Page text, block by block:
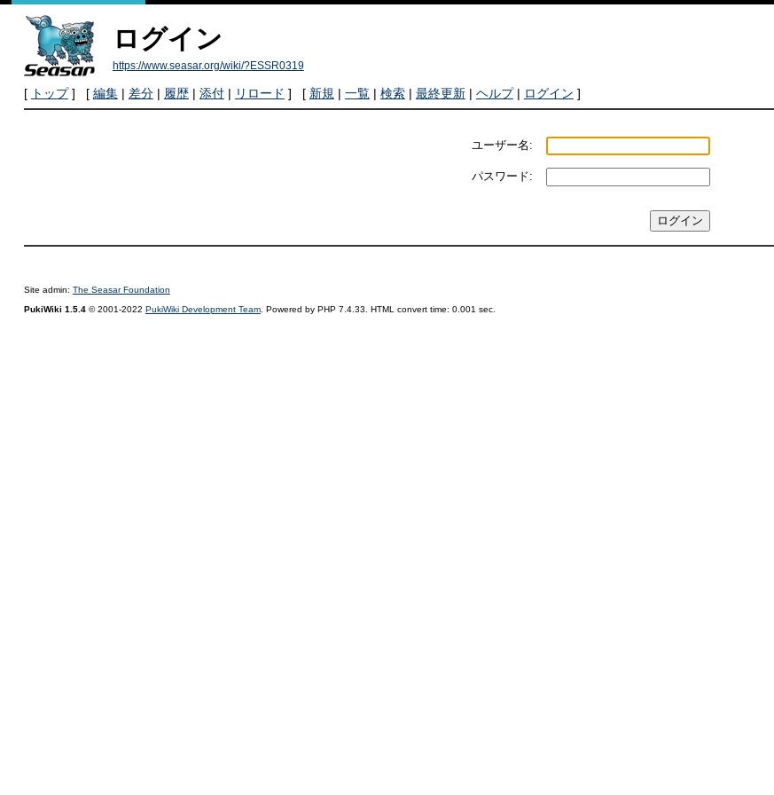
ログイン
https://www.seasar.org/wiki/?ESSR0319
[ トップ] [ 編集| 差分| 履歴| 添付| リロード ] [ 新規 | 一覧| 検索| 最終更新| ヘルプ| ログイン ]
ユーザー名:
パスワード:
Site admin: The Seasar Foundation
PukiWiki 1.5.4© 2001-2022 PukiWiki Development Team. Powered by PHP 7.4.33. HTML convert time: 0.001 sec.